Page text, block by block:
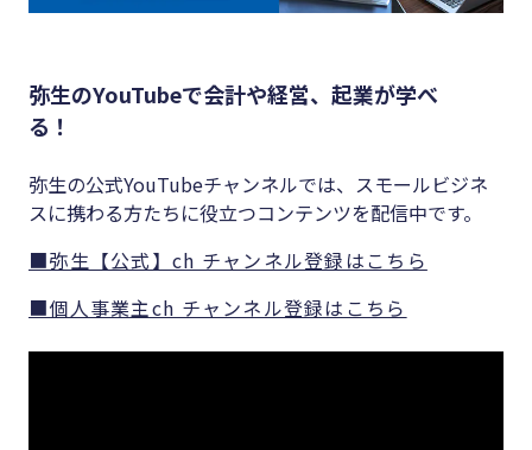
弥生のYouTubeで会計や経営、起業が学べ
る！
弥生の公式YouTubeチャンネルでは、スモールビジネ
スに携わる方たちに役立つコンテンツを配信中です。
■弥生【公式】ch チャンネル登録はこちら
■個人事業主ch チャンネル登録はこちら